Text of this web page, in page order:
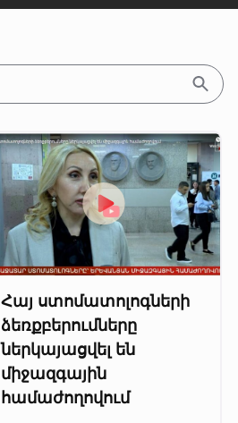
Հայ ստոմատոլոգների
ձեռքբերումները
ներկայացվել են
միջազգային
համաժողովում